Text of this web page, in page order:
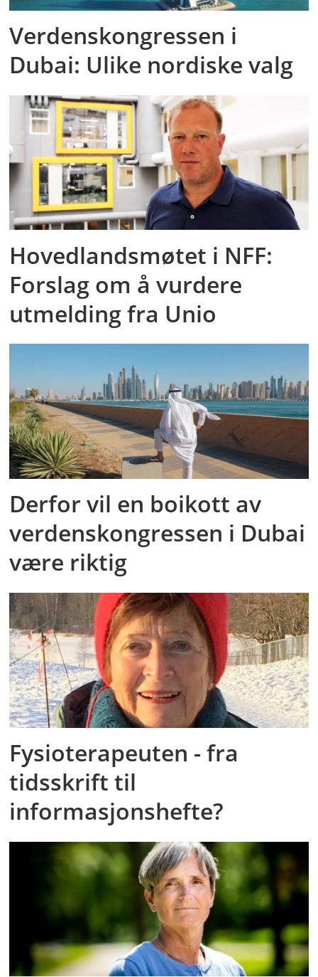
Verdenskongressen i
Dubai: Ulike nordiske valg
Hovedlandsmøtet i NFF:
Forslag om å vurdere
utmelding fra Unio
Derfor vil en boikott av
verdenskongressen i Dubai
være riktig
Fysioterapeuten - fra
tidsskrift til
informasjonshefte?